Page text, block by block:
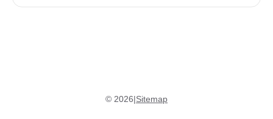
© 2026|Sitemap